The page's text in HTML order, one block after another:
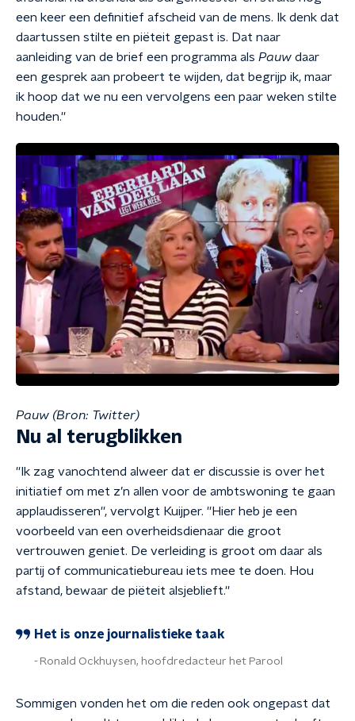
een keer een definitief afscheid van de mens. Ik denk dat
daartussen stilte en piëteit gepast is. Dat naar
aanleiding van de brief een programma als Pauw daar
een gesprek aan probeert te wijden, dat begrijp ik, maar
ik hoop dat we nu een vervolgens een paar weken stilte
houden.''
Pauw (Bron: Twitter)
Nu al terugblikken
''Ik zag vanochtend alweer dat er discussie is over het
initiatief om met z’n allen voor de ambtswoning te gaan
applaudisseren'', vervolgt Kuijper. ''Hier heb je een
voorbeeld van een overheidsdienaar die groot
vertrouwen geniet. De verleiding is groot om daar als
partij of communicatiebureau iets mee te doen. Hou
afstand, bewaar de piëteit alsjeblieft.''
Het is onze journalistieke taak
Ronald Ockhuysen, hoofdredacteur het Parool
Sommigen vonden het om die reden ook ongepast dat